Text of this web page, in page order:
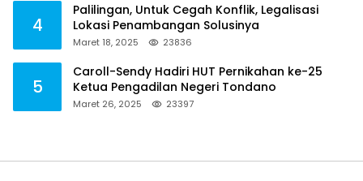
4
Palilingan, Untuk Cegah Konflik, Legalisasi
Lokasi Penambangan Solusinya
Maret 18, 2025 23836
5
Caroll-Sendy Hadiri HUT Pernikahan ke-25
Ketua Pengadilan Negeri Tondano
Maret 26, 2025 23397